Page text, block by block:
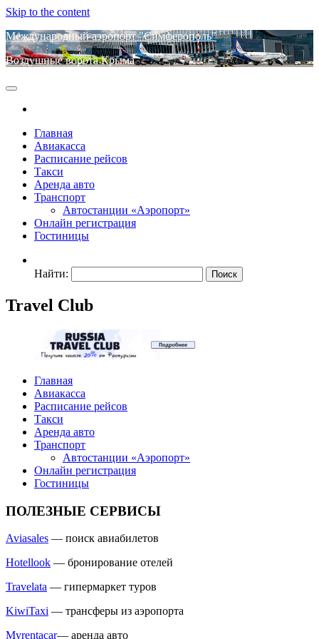
Skip to the content
Международный аэропорт "Симферополь"
Воздушные ворота Крыма
Главная
Авиакасса
Расписание рейсов
Такси
Аренда авто
Транспорт
Автостанции «Аэропорт»
Онлайн регистрация
Гостиницы
Найти:
Travel Club
Главная
Авиакасса
Расписание рейсов
Такси
Аренда авто
Транспорт
Автостанции «Аэропорт»
Онлайн регистрация
Гостиницы
ПОЛЕЗНЫЕ СЕРВИСЫ
Aviasales — поиск авиабилетов
Hotellook — бронирование отелей
Travelata — гипермаркет туров
KiwiTaxi — трансферы из аэропорта
Myrentacar— аренда авто